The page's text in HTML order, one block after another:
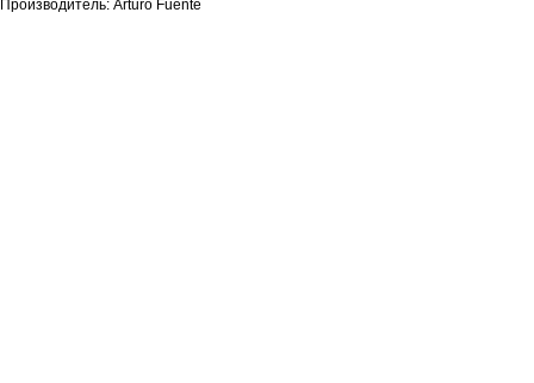
Производитель: Arturo Fuente